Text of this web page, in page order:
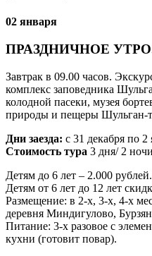
02 января
ПРАЗДНИЧНОЕ
Завтрак в 09.00 часов.
комплекс заповедника
колодной пасеки, музея
природы и пещеры Шульган-
Дни заезда: с 31 декабря по 2
Стоимость тура 3 дня/ 2
Детям до 6 лет – 2.000 рублей.
Детям от 6 лет до 12 лет
Размещение: в 2-х, 3-х, 4-х
деревня Миндигулово,
Питание: 3-х разовое с
кухни (готовит повар).